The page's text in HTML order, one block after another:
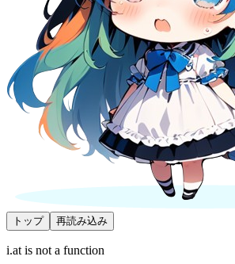
トップ 再読み込み
i.at is not a function